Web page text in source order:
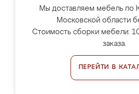
Мы доставляем мебель по
Московской области
Стоимость сборки мебели:
заказа.
ПЕРЕЙТИ В